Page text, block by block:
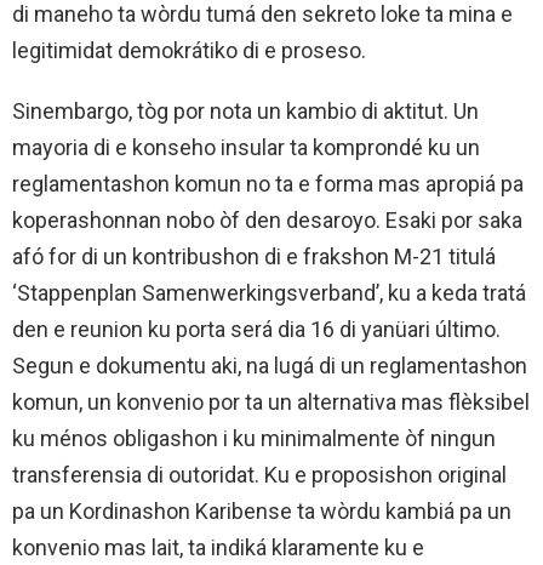
di maneho ta wòrdu tumá den sekreto loke ta mina e
legitimidat demokrátiko di e proseso.
Sinembargo, tòg por nota un kambio di aktitut. Un
mayoria di e konseho insular ta komprondé ku un
reglamentashon komun no ta e forma mas apropiá pa
koperashonnan nobo òf den desaroyo. Esaki por saka
afó for di un kontribushon di e frakshon M-21 titulá
‘Stappenplan Samenwerkingsverband’, ku a keda tratá
den e reunion ku porta será dia 16 di yanüari último.
Segun e dokumentu aki, na lugá di un reglamentashon
komun, un konvenio por ta un alternativa mas flèksibel
ku ménos obligashon i ku minimalmente òf ningun
transferensia di outoridat. Ku e proposishon original
pa un Kordinashon Karibense ta wòrdu kambiá pa un
konvenio mas lait, ta indiká klaramente ku e